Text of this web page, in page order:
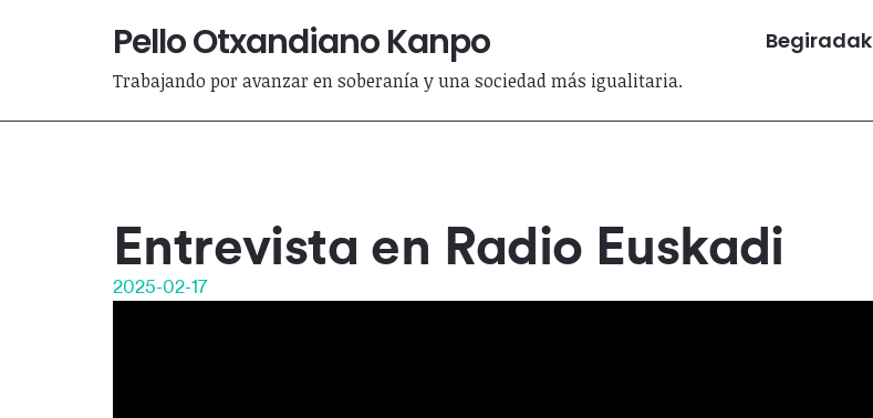
Pello Otxandiano Kanpo
Trabajando por avanzar en soberanía y una sociedad más igualitaria.
Begiradak
Entrevista en Radio Euskadi
2025-02-17